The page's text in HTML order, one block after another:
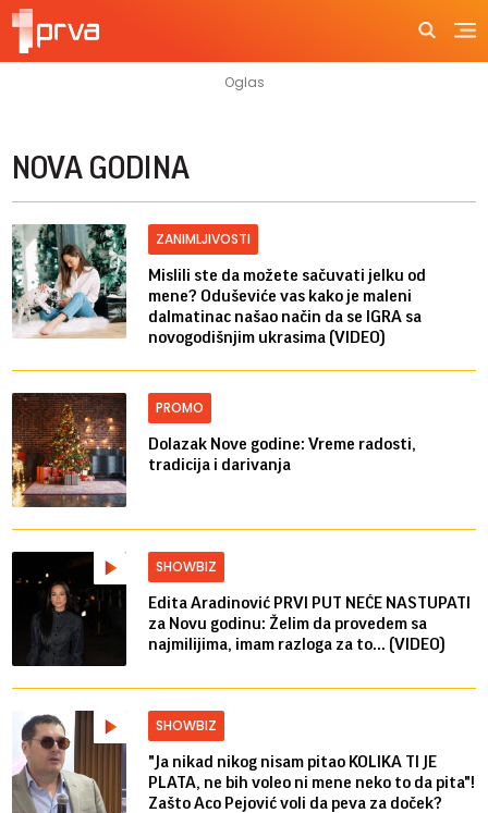
NOVA GODINA
ZANIMLJIVOSTI
Mislili ste da možete sačuvati jelku od
mene? Oduševiće vas kako je maleni
dalmatinac našao način da se IGRA sa
novogodišnjim ukrasima (VIDEO)
PROMO
Dolazak Nove godine: Vreme radosti,
tradicija i darivanja
SHOWBIZ
Edita Aradinović PRVI PUT NEĆE NASTUPATI
za Novu godinu: Želim da provedem sa
najmilijima, imam razloga za to... (VIDEO)
SHOWBIZ
"Ja nikad nikog nisam pitao KOLIKA TI JE
PLATA, ne bih voleo ni mene neko to da pita"!
Zašto Aco Pejović voli da peva za doček?